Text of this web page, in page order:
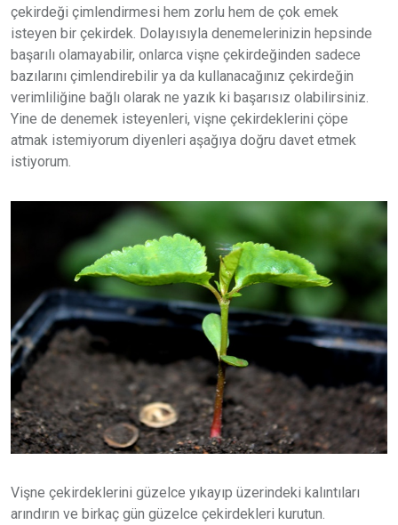
çekirdeği çimlendirmesi hem zorlu hem de çok emek
isteyen bir çekirdek. Dolayısıyla denemelerinizin hepsinde
başarılı olamayabilir, onlarca vişne çekirdeğinden sadece
bazılarını çimlendirebilir ya da kullanacağınız çekirdeğin
verimliliğine bağlı olarak ne yazık ki başarısız olabilirsiniz.
Yine de denemek isteyenleri, vişne çekirdeklerini çöpe
atmak istemiyorum diyenleri aşağıya doğru davet etmek
istiyorum.
Vişne çekirdeklerini güzelce yıkayıp üzerindeki kalıntıları
arındırın ve birkaç gün güzelce çekirdekleri kurutun.